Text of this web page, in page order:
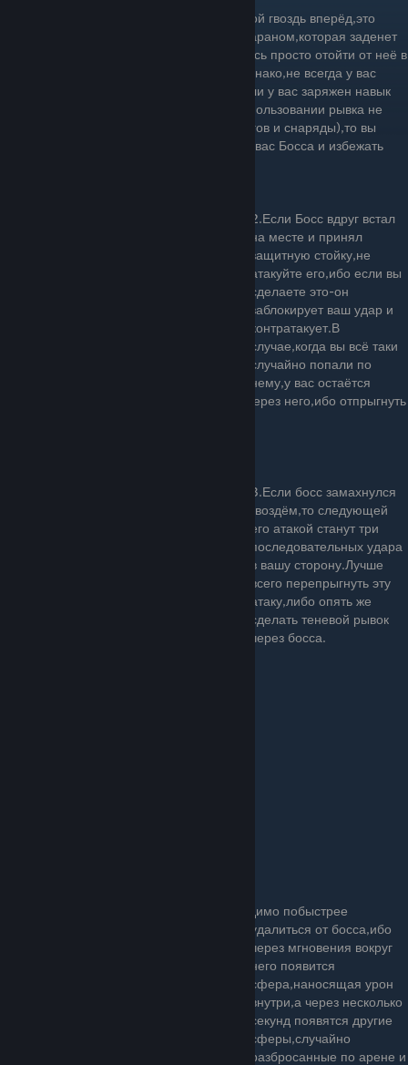
Когда Сосуд пригибается и выставляет свой гвоздь вперёд,это
означает,что дальше он совершит атаку тараном,которая заденет
вас с высоким шансом,если вы попытаетесь просто отойти от неё в
сторону.Лучше всего перепрыгнуть его.Однако,не всегда у вас
может хватить на это реакции,поэтому если у вас заряжен навык
теневой рывок(который позволяет при использовании рывка не
получать урон от прохождения сквозь врагов и снаряды),то вы
можете совершить его через летящего на вас Босса и избежать
2.Если Босс вдруг встал
на месте и принял
защитную стойку,не
атакуйте его,ибо если вы
сделаете это-он
заблокирует ваш удар и
контратакует.В
случае,когда вы всё таки
случайно попали по
нему,у вас остаётся
последний шанс-сделать теневой рывок через него,ибо отпрыгнуть
3.Если босс замахнулся
гвоздём,то следующей
его атакой станут три
последовательных удара
в вашу сторону.Лучше
всего перепрыгнуть эту
атаку,либо опять же
сделать теневой рывок
через босса.
Необходимо побыстрее
удалиться от босса,ибо
через мгновения вокруг
него появится
сфера,наносящая урон
внутри,а через несколько
секунд появятся другие
сферы,случайно
разбросанные по арене и